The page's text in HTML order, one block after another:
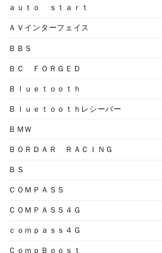
ａｕｔｏ ｓｔａｒｔ
ＡＶインターフェイス
ＢＢＳ
ＢＣ ＦＯＲＧＥＤ
Ｂｌｕｅｔｏｏｔｈ
Ｂｌｕｅｔｏｏｔｈレシーバー
ＢＭＷ
ＢＯＲＤＡＲ ＲＡＣＩＮＧ
ＢＳ
ＣＯＭＰＡＳＳ
ＣＯＭＰＡＳＳ４Ｇ
ｃｏｍｐａｓｓ４Ｇ
ＣｏｍｐＢｏｏｓｔ